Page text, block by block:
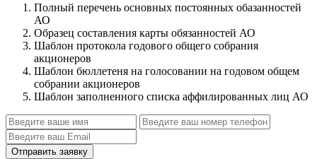
Полный перечень основных постоянных обазанностей
АО
Образец составления карты обязанностей АО
Шаблон протокола годового общего собрания
акционеров
Шаблон бюллетеня на голосовании на годовом общем
собрании акционеров
Шаблон заполненного списка аффилированных лиц АО
Отправить заявку